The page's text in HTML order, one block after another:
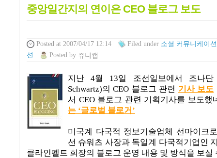
중앙일간지의 연이은 CEO 블로그 보도
Posted at 2007/04/17 12:14 Filedunder 소셜 커뮤니케이
션
Postedby 쥬니캡
지난 4월 13일 조선일보에서 조나단
Schwartz)의 CEO 블로그 관련 기사 보도
서 CEO 블로그 관련 기획기사를 보도했
는 ‘글로벌 블로거’
미국계 다국적 정보기술업체 선마이크
선 슈워츠 사장과 독일계 다국적기업인
클라인펠트 회장의 블로그 운영 내용 및 방식을 보실